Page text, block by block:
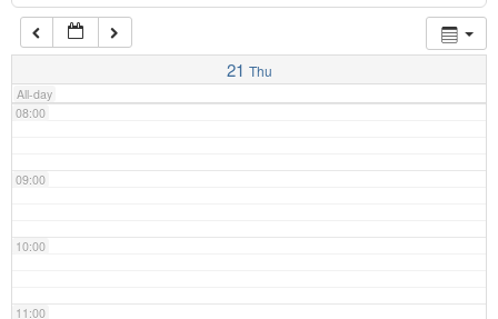
21 Thu
All-day
07:00
08:00
09:00
10:00
11:00